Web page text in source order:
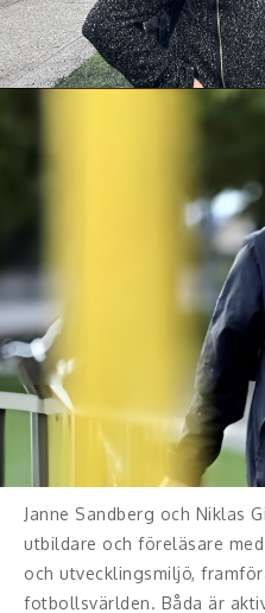
Janne Sandberg och Niklas
utbildare och föreläsare
och utvecklingsmiljö,
fotbollsvärlden. Båda är